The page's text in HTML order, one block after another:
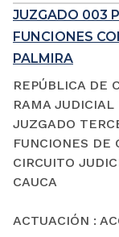
JUZGADO 003
FUNCIONES
PALMIRA
REPÚBLICA DE
RAMA JUDICIAL
JUZGADO
FUNCIONES DE
CIRCUITO
CAUCA
ACTUACIÓN :